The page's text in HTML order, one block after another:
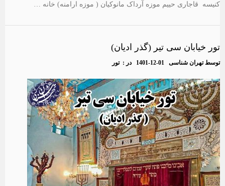
کنیسه قاجاری حییم موزه آرداک مانوکیان ( موزه ارامنه) خانه …
تور خیابان سی تیر (گذر ادیان)
توسطتهران شناسی 1401-12-01 در :تور